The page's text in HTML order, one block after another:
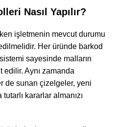
Nasıl Yapılır?
işletmenin mevcut durumu
Her üründe barkod
sayesinde malların
edilir. Aynı zamanda
de sunan çizelgeler, yeni
kararlar almanızı